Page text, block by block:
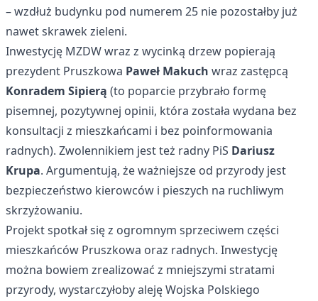
– wzdłuż budynku pod numerem 25 nie pozostałby już
nawet skrawek zieleni.
Inwestycję MZDW wraz z wycinką drzew popierają
prezydent Pruszkowa Paweł Makuch wraz zastępcą
Konradem Sipierą (to poparcie przybrało formę
pisemnej, pozytywnej opinii, która została wydana bez
konsultacji z mieszkańcami i bez poinformowania
radnych). Zwolennikiem jest też radny PiS Dariusz
Krupa. Argumentują, że ważniejsze od przyrody jest
bezpieczeństwo kierowców i pieszych na ruchliwym
skrzyżowaniu.
Projekt spotkał się z ogromnym sprzeciwem części
mieszkańców Pruszkowa oraz radnych. Inwestycję
można bowiem zrealizować z mniejszymi stratami
przyrody, wystarczyłoby aleję Wojska Polskiego